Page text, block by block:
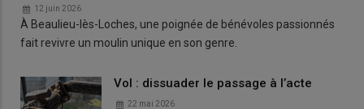
12 juin 2026
À Beaulieu-lès-Loches, une poignée de bénévoles passionnés
fait revivre un moulin unique en son genre.
Vol : dissuader le passage à l’acte
22 mai 2026